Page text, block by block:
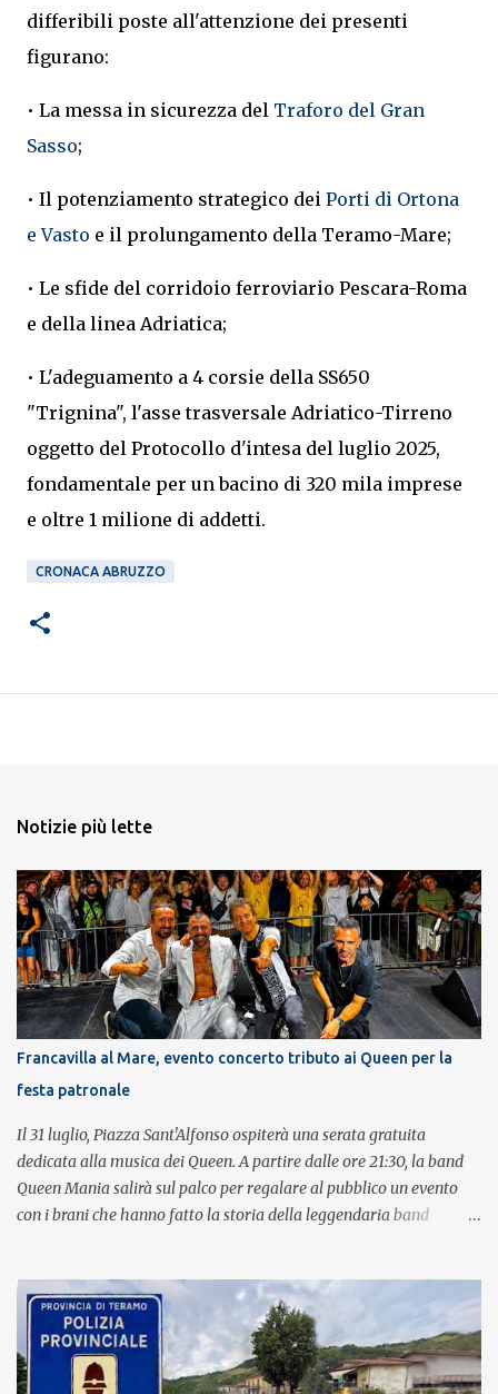
differibili poste all'attenzione dei presenti
figurano:
• La messa in sicurezza del Traforo del Gran
Sasso;
• Il potenziamento strategico dei Porti di Ortona
e Vasto e il prolungamento della Teramo-Mare;
• Le sfide del corridoio ferroviario Pescara-Roma
e della linea Adriatica;
• L'adeguamento a 4 corsie della SS650
"Trignina", l'asse trasversale Adriatico-Tirreno
oggetto del Protocollo d'intesa del luglio 2025,
fondamentale per un bacino di 320 mila imprese
e oltre 1 milione di addetti.
CRONACA ABRUZZO
Notizie più lette
Francavilla al Mare, evento concerto tributo ai Queen per la
festa patronale
Il 31 luglio, Piazza Sant'Alfonso ospiterà una serata gratuita
dedicata alla musica dei Queen. A partire dalle ore 21:30, la band
Queen Mania salirà sul palco per regalare al pubblico un evento
con i brani che hanno fatto la storia della leggendaria band
con grande successo la passione e l'energia del celebre gruppo. Lo
spettacolo si inserisce nell'ambito dei festeggiamenti in onore di
Sant'Alfonso, il santo patrono della città. La formazione sul palco è
composta da Simone Fortuna alla batteria e voce, Fabrizio